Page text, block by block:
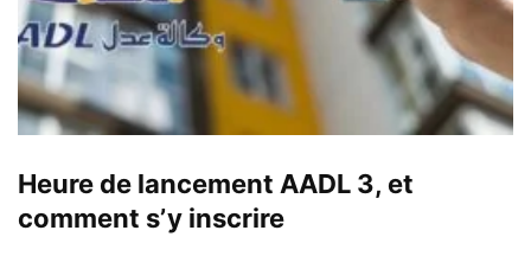
Heure de lancement AADL 3, et
comment s’y inscrire